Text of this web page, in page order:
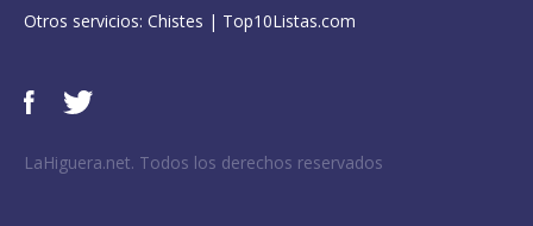
Otros servicios: Chistes | Top10Listas.com
LaHiguera.net. Todos los derechos reservados